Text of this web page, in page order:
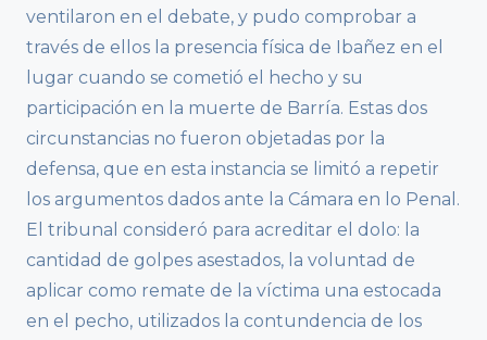
ventilaron en el debate, y pudo comprobar a
través de ellos la presencia física de Ibañez en el
lugar cuando se cometió el hecho y su
participación en la muerte de Barría. Estas dos
circunstancias no fueron objetadas por la
defensa, que en esta instancia se limitó a repetir
los argumentos dados ante la Cámara en lo Penal.
El tribunal consideró para acreditar el dolo: la
cantidad de golpes asestados, la voluntad de
aplicar como remate de la víctima una estocada
en el pecho, utilizados la contundencia de los